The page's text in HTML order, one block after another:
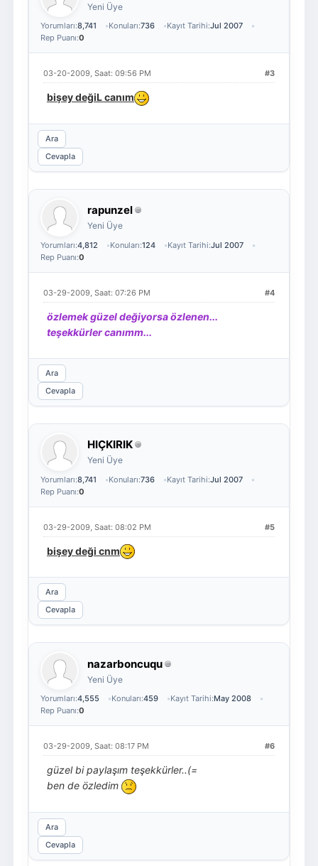
Yeni Üye
Yorumları:8,741 Konuları:736 Kayıt Tarihi:Jul 2007
Rep Puanı:0
#3
03-20-2009, Saat: 09:56 PM
bişey değiL canım
Ara
Cevapla
rapunzel
Yeni Üye
Yorumları:4,812 Konuları:124 Kayıt Tarihi:Jul 2007
Rep Puanı:0
#4
03-29-2009, Saat: 07:26 PM
özlemek güzel değiyorsa özlenen...
teşekkürler canımm...
Ara
Cevapla
HIÇKIRIK
Yeni Üye
Yorumları:8,741 Konuları:736 Kayıt Tarihi:Jul 2007
Rep Puanı:0
#5
03-29-2009, Saat: 08:02 PM
bişey deği cnm
Ara
Cevapla
nazarboncuqu
Yeni Üye
Yorumları:4,555 Konuları:459 Kayıt Tarihi:May 2008
Rep Puanı:0
#6
03-29-2009, Saat: 08:17 PM
güzel bi paylaşım teşekkürler..(=
ben de özledim
Ara
Cevapla